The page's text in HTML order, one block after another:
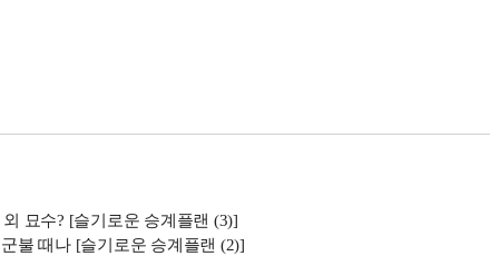
묘수? [슬기로운 승계플랜 (3)]
불 때나 [슬기로운 승계플랜 (2)]